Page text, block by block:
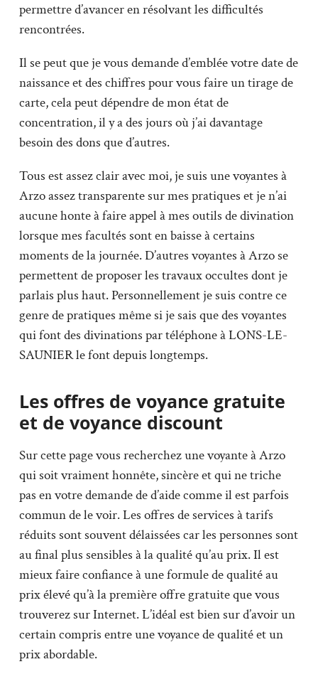
permettre d’avancer en résolvant les difficultés
rencontrées.
Il se peut que je vous demande d’emblée votre date de
naissance et des chiffres pour vous faire un tirage de
carte, cela peut dépendre de mon état de
concentration, il y a des jours où j’ai davantage
besoin des dons que d’autres.
Tous est assez clair avec moi, je suis une voyantes à
Arzo assez transparente sur mes pratiques et je n’ai
aucune honte à faire appel à mes outils de divination
lorsque mes facultés sont en baisse à certains
moments de la journée. D’autres voyantes à Arzo se
permettent de proposer les travaux occultes dont je
parlais plus haut. Personnellement je suis contre ce
genre de pratiques même si je sais que des voyantes
qui font des divinations par téléphone à LONS-LE-
SAUNIER le font depuis longtemps.
Les offres de voyance gratuite
et de voyance discount
Sur cette page vous recherchez une voyante à Arzo
qui soit vraiment honnête, sincère et qui ne triche
pas en votre demande de d’aide comme il est parfois
commun de le voir. Les offres de services à tarifs
réduits sont souvent délaissées car les personnes sont
au final plus sensibles à la qualité qu’au prix. Il est
mieux faire confiance à une formule de qualité au
prix élevé qu’à la première offre gratuite que vous
trouverez sur Internet. L’idéal est bien sur d’avoir un
certain compris entre une voyance de qualité et un
prix abordable.